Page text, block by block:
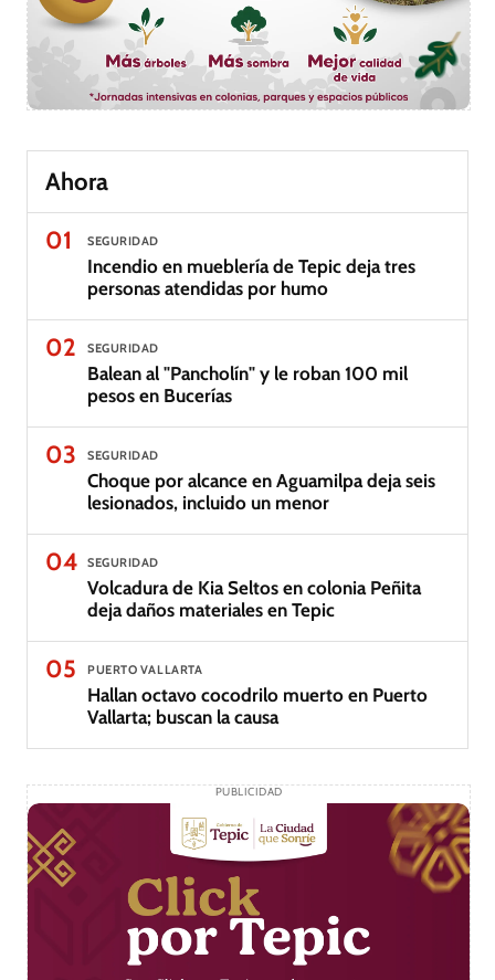
Ahora
01
SEGURIDAD
Incendio en mueblería de Tepic deja tres
personas atendidas por humo
02 SEGURIDAD
Balean al "Pancholín" y le roban 100 mil
pesos en Bucerías
03 SEGURIDAD
Choque por alcance en Aguamilpa deja seis
lesionados, incluido un menor
04 SEGURIDAD
Volcadura de Kia Seltos en colonia Peñita
deja daños materiales en Tepic
05 PUERTO VALLARTA
Hallan octavo cocodrilo muerto en Puerto
Vallarta; buscan la causa
PUBLICIDAD